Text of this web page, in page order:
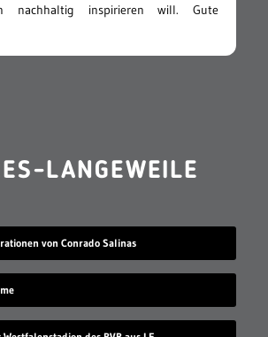
nachhaltig inspirieren will. Gute
LANGEWEILE
von Conrado Salinas